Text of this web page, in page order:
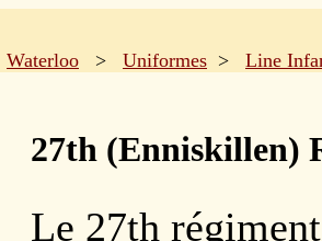
Waterloo > Uniformes > Line
27th (Enniskillen)
Le 27th